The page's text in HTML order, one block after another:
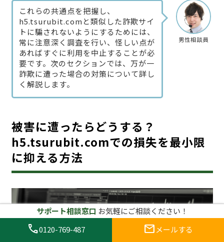
男性相談員
これらの共通点を把握し、
h5.tsurubit.comと類似した詐欺サイ
トに騙されないようにするためには、
常に注意深く調査を行い、怪しい点が
あればすぐに利用を中止することが必
要です。次のセクションでは、万が一
詐欺に遭った場合の対策について詳し
く解説します。
被害に遭ったらどうする？
h5.tsurubit.comでの損失を最小限
に抑える方法
サポート相談窓口 お気軽にご相談ください！
call0120-769-487 mail メールする